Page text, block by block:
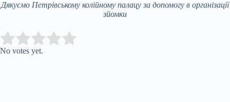
Дякуємо Петрівському колійному палацу за допомогу в організації
зйомки
Rate this item:
No votes yet.